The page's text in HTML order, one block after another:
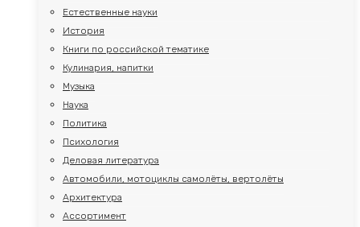
Естественные науки
История
Книги по российской тематике
Кулинария, напитки
Музыка
Наука
Политика
Психология
Деловая литература
Автомобили, мотоциклы самолёты, вертолёты
Архитектура
Ассортимент